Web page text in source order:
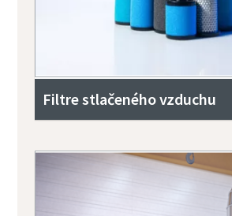
Filtre stlačeného vzduchu